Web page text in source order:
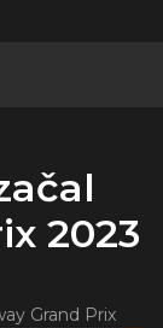
2023
Grand Prix